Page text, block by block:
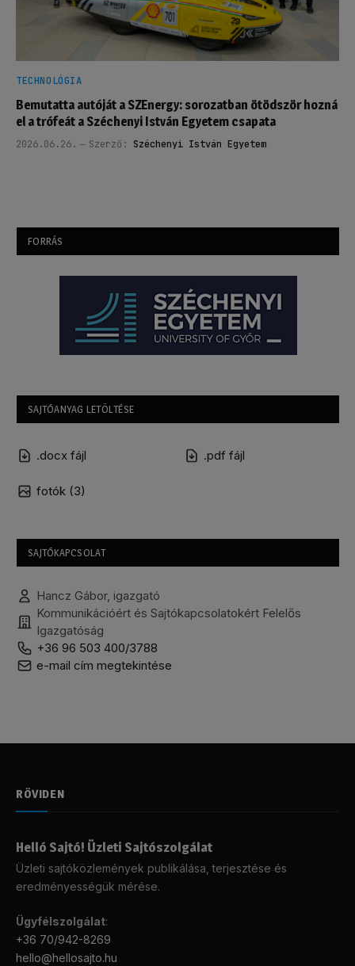
TECHNOLÓGIA
Bemutatta autóját a SZEnergy: sorozatban ötödször hozná
el a trófeát a Széchenyi István Egyetem csapata
2026.06.26. Szerző: Széchenyi István Egyetem
FORRÁS
SAJTÓANYAG LETÖLTÉSE
.docx fájl .pdf fájl
fotók (3)
SAJTÓKAPCSOLAT
Hancz Gábor, igazgató
Kommunikációért és Sajtókapcsolatokért Felelős
Igazgatóság
+36 96 503 400/3788
e-mail cím megtekintése
RÖVIDEN
Helló Sajtó! Üzleti Sajtószolgálat
Üzleti sajtóközlemények publikálása, terjesztése és
eredményességük mérése.
Ügyfélszolgálat:
+36 70/942-8269
hello@hellosajto.hu